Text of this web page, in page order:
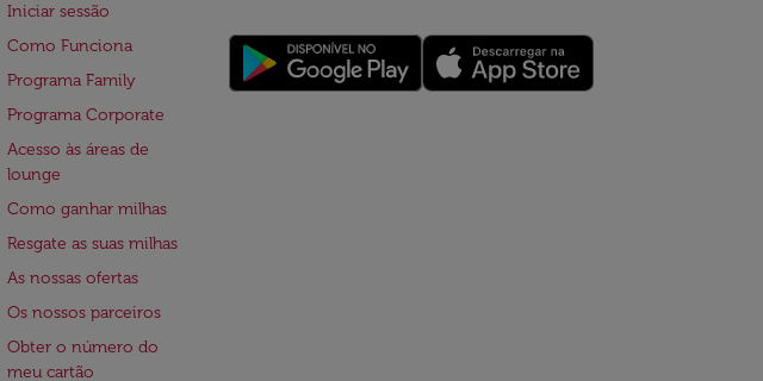
Iniciar sessão
Como Funciona
Programa Family
Programa Corporate
Acesso às áreas de
lounge
Como ganhar milhas
Resgate as suas milhas
As nossas ofertas
Os nossos parceiros
Obter o número do
meu cartão